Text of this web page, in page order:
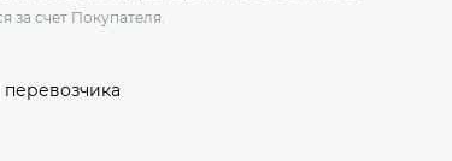
за счет Покупателя.